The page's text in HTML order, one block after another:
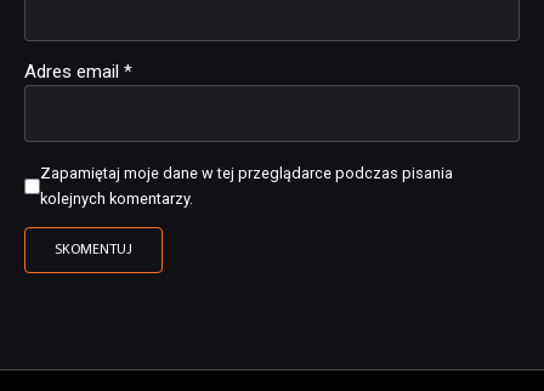
Adres email *
Zapamiętaj moje dane w tej przeglądarce podczas pisania
kolejnych komentarzy.